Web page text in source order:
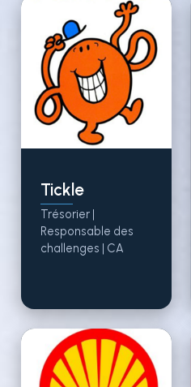
Tickle
Trésorier |
Responsable des
challenges | CA